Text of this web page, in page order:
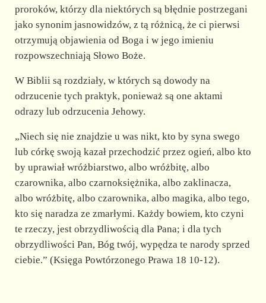
proroków, którzy dla niektórych są błędnie postrzegani
jako synonim jasnowidzów, z tą różnicą, że ci pierwsi
otrzymują objawienia od Boga i w jego imieniu
rozpowszechniają Słowo Boże.
W Biblii są rozdziały, w których są dowody na
odrzucenie tych praktyk, ponieważ są one aktami
odrazy lub odrzucenia Jehowy.
„Niech się nie znajdzie u was nikt, kto by syna swego
lub córkę swoją kazał przechodzić przez ogień, albo kto
by uprawiał wróżbiarstwo, albo wróżbitę, albo
czarownika, albo czarnoksiężnika, albo zaklinacza,
albo wróżbitę, albo czarownika, albo magika, albo tego,
kto się naradza ze zmarłymi. Każdy bowiem, kto czyni
te rzeczy, jest obrzydliwością dla Pana; i dla tych
obrzydliwości Pan, Bóg twój, wypędza te narody sprzed
ciebie.” (Księga Powtórzonego Prawa 18 10-12).